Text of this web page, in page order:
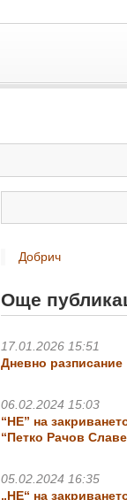
Добрич
Още
17.01.2026 15:51
Дневно разписание
06.02.2024 15:03
“НЕ” на
“Петко Рачов
05.02.2024 16:35
„НЕ“ на